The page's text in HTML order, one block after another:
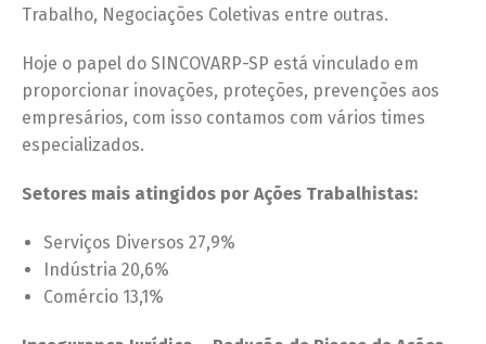
Trabalho, Negociações Coletivas entre outras.
Hoje o papel do SINCOVARP-SP está vinculado em
proporcionar inovações, proteções, prevenções aos
empresários, com isso contamos com vários times
especializados.
Setores mais atingidos por Ações Trabalhistas:
Serviços Diversos 27,9%
Indústria 20,6%
Comércio 13,1%